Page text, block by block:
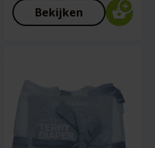
Bekijken